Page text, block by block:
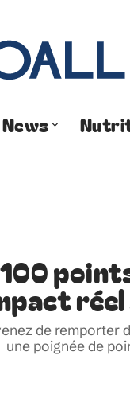
News
de remporter
une poignée de